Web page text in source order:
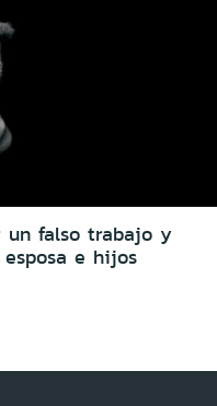
un falso trabajo y
e hijos